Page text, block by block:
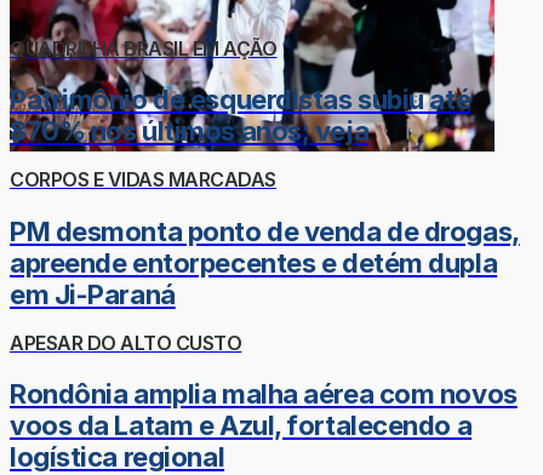
QUADRILHA BRASIL EM AÇÃO
Patrimônio de esquerdistas subiu até
870% nos últimos anos; veja
CORPOS E VIDAS MARCADAS
PM desmonta ponto de venda de drogas,
apreende entorpecentes e detém dupla
em Ji-Paraná
APESAR DO ALTO CUSTO
Rondônia amplia malha aérea com novos
voos da Latam e Azul, fortalecendo a
logística regional